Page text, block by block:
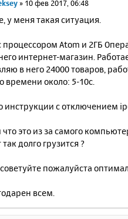
» 10 фев 2017, 06:48
у меня такая ситуация.
процессором Atom и 2ГБ
интернет-магазин.
в него 24000 товаров,
времени около: 5-10с.
инструкции с отключением
это из за самого
долго грузится ?
пожалуйста
всем.